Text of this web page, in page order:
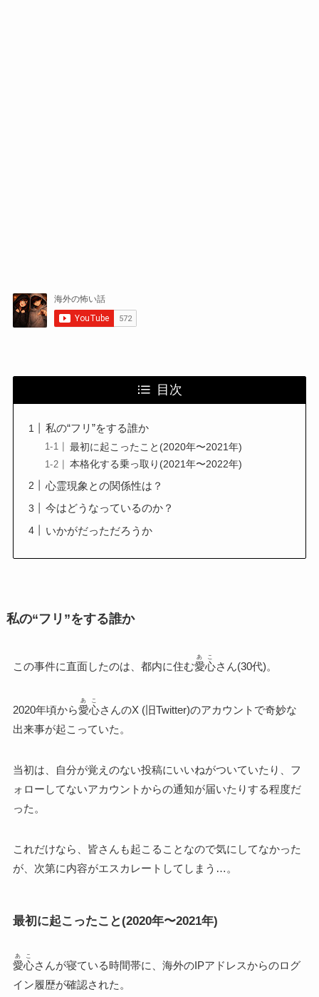
目次
私の“フリ”をする誰か
最初に起こったこと(2020年〜2021年)
本格化する乗っ取り(2021年〜2022年)
心霊現象との関係性は？
今はどうなっているのか？
いかがだっただろうか
私の“フリ”をする誰か
この事件に直面したのは、都内に住む愛心
あこ
さん(30代)。
2020年頃から愛心
あこ
さんのX (旧Twitter)のアカウントで奇妙な
出来事が起こっていた。
当初は、自分が覚えのない投稿にいいねがついていたり、フ
ォローしてないアカウントからの通知が届いたりする程度だ
った。
これだけなら、皆さんも起こることなので気にしてなかった
が、次第に内容がエスカレートしてしまう…。
最初に起こったこと(2020年〜2021年)
愛心
あこ
さんが寝ている時間帯に、海外のIPアドレスからのログ
イン履歴が確認された。